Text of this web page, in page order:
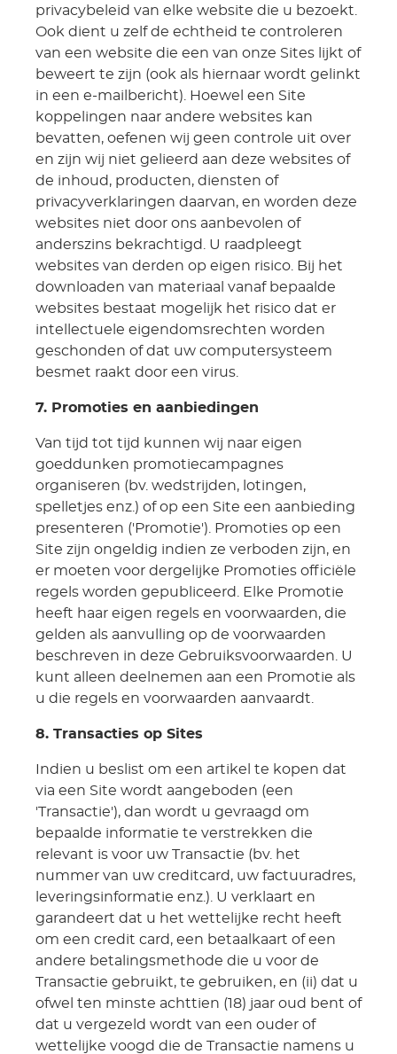
privacybeleid van elke website die u bezoekt.
Ook dient u zelf de echtheid te controleren
van een website die een van onze Sites lijkt of
beweert te zijn (ook als hiernaar wordt gelinkt
in een e-mailbericht). Hoewel een Site
koppelingen naar andere websites kan
bevatten, oefenen wij geen controle uit over
en zijn wij niet gelieerd aan deze websites of
de inhoud, producten, diensten of
privacyverklaringen daarvan, en worden deze
websites niet door ons aanbevolen of
anderszins bekrachtigd. U raadpleegt
websites van derden op eigen risico. Bij het
downloaden van materiaal vanaf bepaalde
websites bestaat mogelijk het risico dat er
intellectuele eigendomsrechten worden
geschonden of dat uw computersysteem
besmet raakt door een virus.
7. Promoties en aanbiedingen
Van tijd tot tijd kunnen wij naar eigen
goeddunken promotiecampagnes
organiseren (bv. wedstrijden, lotingen,
spelletjes enz.) of op een Site een aanbieding
presenteren ('Promotie'). Promoties op een
Site zijn ongeldig indien ze verboden zijn, en
er moeten voor dergelijke Promoties officiële
regels worden gepubliceerd. Elke Promotie
heeft haar eigen regels en voorwaarden, die
gelden als aanvulling op de voorwaarden
beschreven in deze Gebruiksvoorwaarden. U
kunt alleen deelnemen aan een Promotie als
u die regels en voorwaarden aanvaardt.
8. Transacties op Sites
Indien u beslist om een artikel te kopen dat
via een Site wordt aangeboden (een
'Transactie'), dan wordt u gevraagd om
bepaalde informatie te verstrekken die
relevant is voor uw Transactie (bv. het
nummer van uw creditcard, uw factuuradres,
leveringsinformatie enz.). U verklaart en
garandeert dat u het wettelijke recht heeft
om een credit card, een betaalkaart of een
andere betalingsmethode die u voor de
Transactie gebruikt, te gebruiken, en (ii) dat u
ofwel ten minste achttien (18) jaar oud bent of
dat u vergezeld wordt van een ouder of
wettelijke voogd die de Transactie namens u